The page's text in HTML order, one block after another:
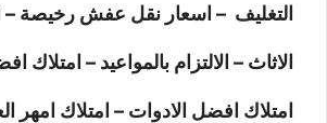
التغليف – اسعار نقل عفش رخيصة –
الاثاث – الالتزام بالمواعيد – امتلاك
امتلاك افضل الادوات – امتلاك امهر